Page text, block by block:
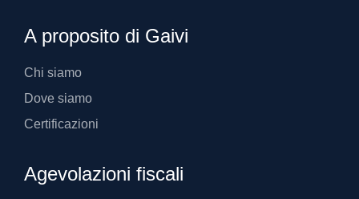
A proposito di Gaivi
Chi siamo
Dove siamo
Certificazioni
Agevolazioni fiscali